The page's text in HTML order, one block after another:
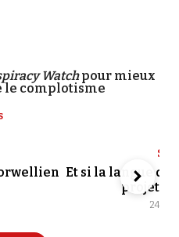
Watchpour mieux
le complotisme
Et si la langue de
projet
24/